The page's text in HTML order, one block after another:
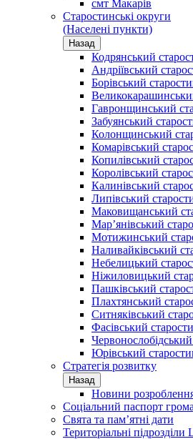
смт Макарів
Старостинські округи
(Населені пункти)
Назад
Кодрянський
Андріївський
Борівський
Гавронщинський
Забуянський
Колонщинський
Комарівський
Копилівський
Королівський
Калинівський
Липівський
Маковищанський
Мар’янівський
Мотижинський
Наливайківський
Небелицький
Ніжиловицький
Пашківський
Плахтянський
Ситняківський
Фасівський
Юрівський
Стратегія розвитку
Назад
Новини розроблення
Соціальний паспорт
Свята та пам’ятні дати
Територіальні